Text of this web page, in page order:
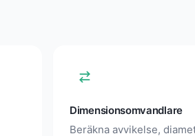
Dimensionsomvandlare
Beräkna avvikelse,